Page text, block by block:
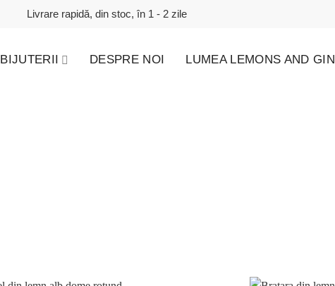
Livrare rapidă, din stoc, în 1 - 2 zile
BIJUTERII DESPRE NOI LUMEA LEMONS AND GIN